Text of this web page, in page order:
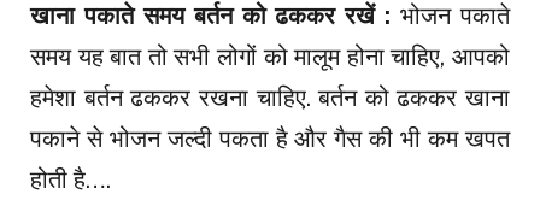
खाना पकाते समय बर्तन को ढककर रखें :भोजन पकाते
समय यह बात तो सभी लोगों को मालूम होना चाहिए, आपको
हमेशा बर्तन ढककर रखना चाहिए. बर्तन को ढककर खाना
पकाने से भोजन जल्दी पकता है और गैस की भी कम खपत
होती है….